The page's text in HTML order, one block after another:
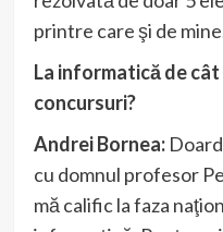
printre care şi de
La informatică de
concursuri?
Andrei Bornea:
cu domnul profesor
mă calific la faza